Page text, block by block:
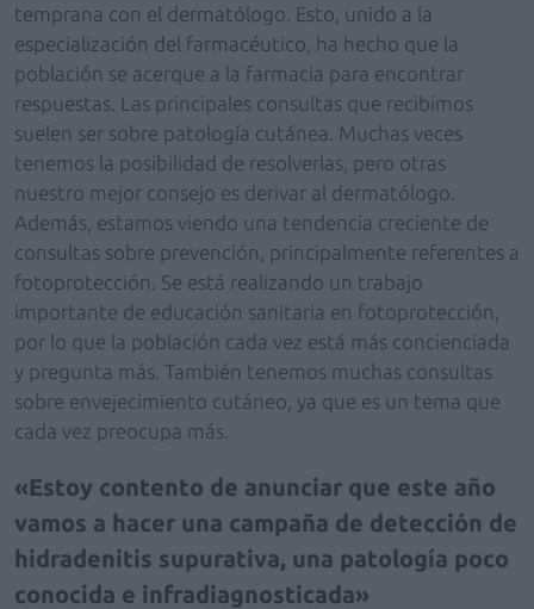
temprana con el dermatólogo. Esto, unido a la
especialización del farmacéutico, ha hecho que la
población se acerque a la farmacia para encontrar
respuestas. Las principales consultas que recibimos
suelen ser sobre patología cutánea. Muchas veces
tenemos la posibilidad de resolverlas, pero otras
nuestro mejor consejo es derivar al dermatólogo.
Además, estamos viendo una tendencia creciente de
consultas sobre prevención, principalmente referentes a
fotoprotección. Se está realizando un trabajo
importante de educación sanitaria en fotoprotección,
por lo que la población cada vez está más concienciada
y pregunta más. También tenemos muchas consultas
sobre envejecimiento cutáneo, ya que es un tema que
cada vez preocupa más.
Estoy contento de anunciar que este año
vamos a hacer una campaña de detección de
hidradenitis supurativa, una patología poco
conocida e infradiagnosticada